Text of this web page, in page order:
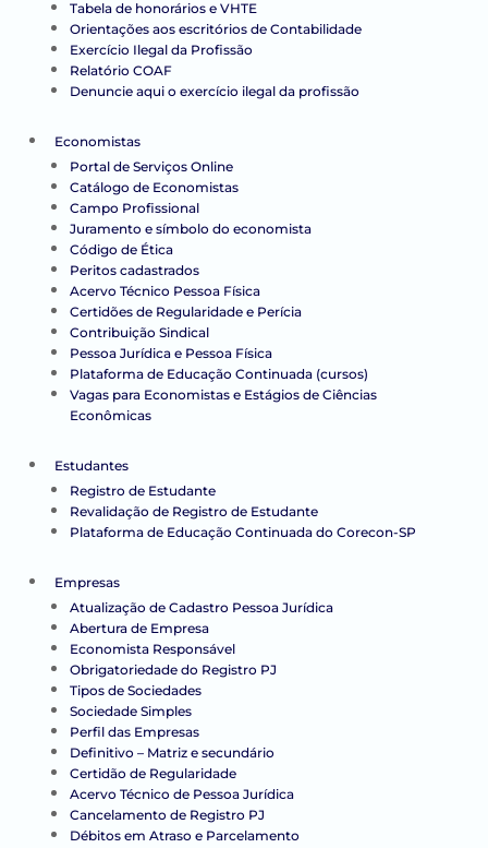
Tabela de honorários e VHTE
Orientações aos escritórios de Contabilidade
Exercício Ilegal da Profissão
Relatório COAF
Denuncie aqui o exercício ilegal da profissão
Economistas
Portal de Serviços Online
Catálogo de Economistas
Campo Profissional
Juramento e símbolo do economista
Código de Ética
Peritos cadastrados
Acervo Técnico Pessoa Física
Certidões de Regularidade e Perícia
Contribuição Sindical
Pessoa Jurídica e Pessoa Física
Plataforma de Educação Continuada (cursos)
Vagas para Economistas e Estágios de Ciências
Econômicas
Estudantes
Registro de Estudante
Revalidação de Registro de Estudante
Plataforma de Educação Continuada do Corecon-SP
Empresas
Atualização de Cadastro Pessoa Jurídica
Abertura de Empresa
Economista Responsável
Obrigatoriedade do Registro PJ
Tipos de Sociedades
Sociedade Simples
Perfil das Empresas
Definitivo – Matriz e secundário
Certidão de Regularidade
Acervo Técnico de Pessoa Jurídica
Cancelamento de Registro PJ
Débitos em Atraso e Parcelamento